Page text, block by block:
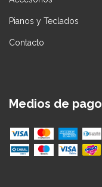
Pianos y Teclados
Contacto
Medios de pago